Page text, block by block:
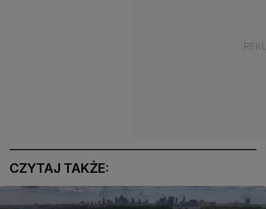
CZYTAJ TAKŻE: